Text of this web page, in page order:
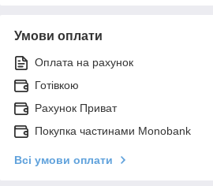
Умови оплати
Оплата на рахунок
Готівкою
Рахунок Приват
Покупка частинами Monobank
Всі умови оплати